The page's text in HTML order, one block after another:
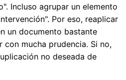
Incluso agrupar un elemento
Por eso, reaplicar
un documento bastante
con mucha prudencia. Si no,
no deseada de